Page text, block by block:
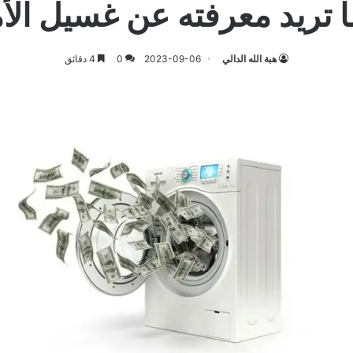
تريد معرفته عن غسيل
هبة الله الدالي 2023-09-06
0